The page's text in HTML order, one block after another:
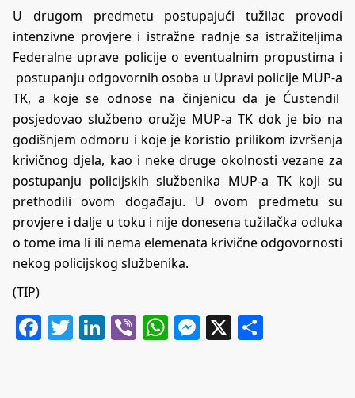
U drugom predmetu postupajući tužilac provodi
intenzivne provjere i istražne radnje sa istražiteljima
Federalne uprave policije o eventualnim propustima i
postupanju odgovornih osoba u Upravi policije MUP-a
TK, a koje se odnose na činjenicu da je Ćustendil
posjedovao službeno oružje MUP-a TK dok je bio na
godišnjem odmoru i koje je koristio prilikom izvršenja
krivičnog djela, kao i neke druge okolnosti vezane za
postupanju policijskih službenika MUP-a TK koji su
prethodili ovom događaju. U ovom predmetu su
provjere i dalje u toku i nije donesena tužilačka odluka
o tome ima li ili nema elemenata krivične odgovornosti
nekog policijskog službenika.
(TIP)
Facebook
Twitter
LinkedIn
ViberWhatsApp
Messenger
X